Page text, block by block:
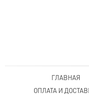
ГЛАВНАЯ
ОПЛАТА И